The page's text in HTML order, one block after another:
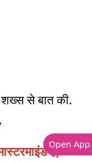
शख्स से बात की.
हैं,
Open App